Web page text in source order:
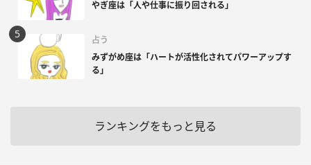
やぎ座は「人や仕事に振り回される」
占う
みずがめ座は「ハートが活性化されてパワーアップす
る」
ランキングをもっと見る